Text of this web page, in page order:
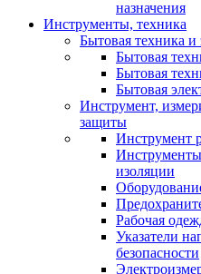
назначения
Инструменты, техника
Бытовая техника и
Бытовая
Бытовая
Бытовая
Инструмент,
защиты
Инструмент
Инструменты
изоляции
Рабочая
Указатели
безопасности